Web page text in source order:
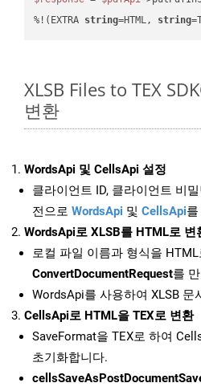
%!(EXTRA string=HTML, string
XLSB Files to TEX
변환
WordsApi 및 CellsApi 설정
클라이언트 ID, 클라이언트 비
전으로 WordsApi 및 CellsApi
WordsApi로 XLSB를 HTML로 변
로컬 파일 이름과 형식을
ConvertDocumentRequest를
WordsApi를 사용하여 XLSB 문
CellsApi로 HTML을 TEX로 변환
SaveFormat을 TEX로 하여
초기화합니다.